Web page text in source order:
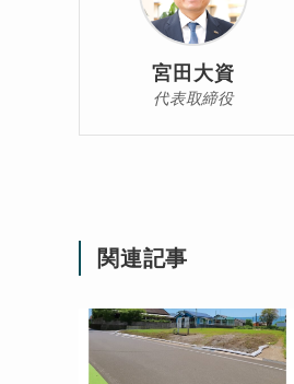
宮田大資
代表取締役
関連記事